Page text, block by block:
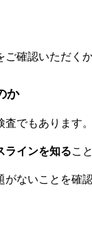
確認いただく
か
査でもあります
ラインを知るこ
がないことを確